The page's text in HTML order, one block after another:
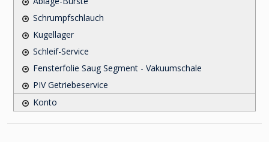
Schrumpfschlauch
Kugellager
Schleif-Service
Fensterfolie Saug Segment - Vakuumschale
PIV Getriebeservice
Konto